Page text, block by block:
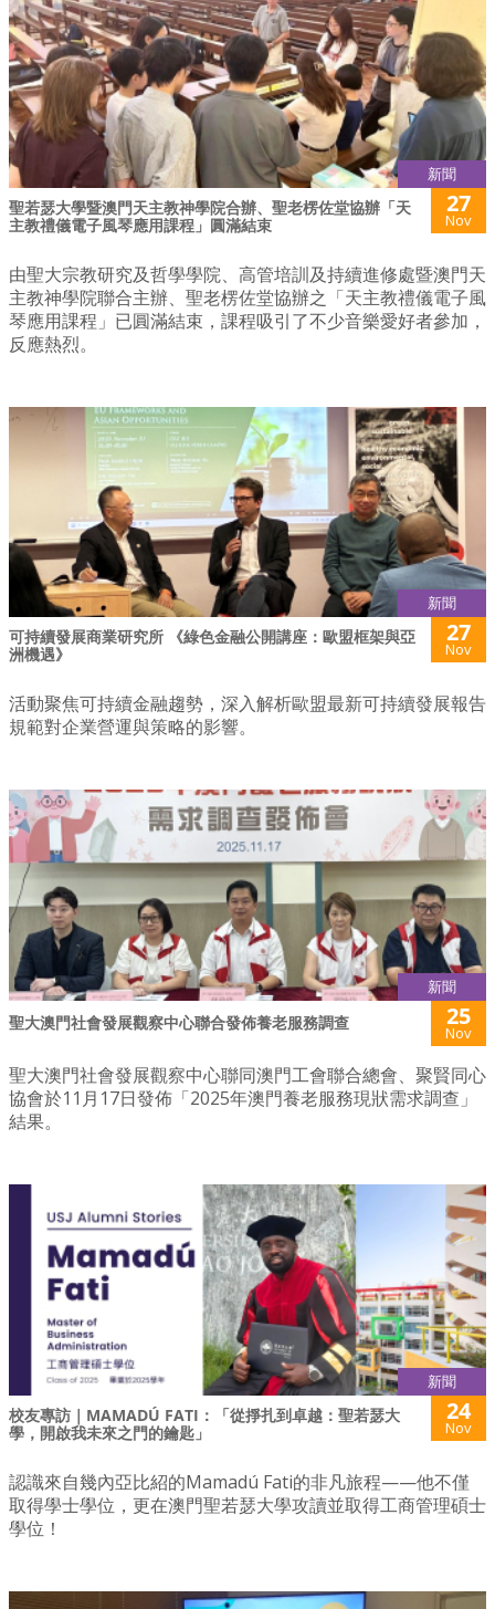
新聞
聖若瑟大學暨澳門天主教神學院合辦、聖老楞佐堂協辦「天
主教禮儀電子風琴應用課程」圓滿結束
27
Nov
由聖大宗教研究及哲學學院、高管培訓及持續進修處暨澳門天
主教神學院聯合主辦、聖老楞佐堂協辦之「天主教禮儀電子風
琴應用課程」已圓滿結束，課程吸引了不少音樂愛好者參加，
反應熱烈。
新聞
可持續發展商業研究所 《綠色金融公開講座：歐盟框架與亞
洲機遇》
27
Nov
活動聚焦可持續金融趨勢，深入解析歐盟最新可持續發展報告
規範對企業營運與策略的影響。
新聞
聖大澳門社會發展觀察中心聯合發佈養老服務調查 25
Nov
聖大澳門社會發展觀察中心聯同澳門工會聯合總會、聚賢同心
協會於11月17日發佈「2025年澳門養老服務現狀需求調查」
結果。
新聞
校友專訪｜MAMADÚ FATI：「從掙扎到卓越：聖若瑟大
學，開啟我未來之門的鑰匙」
24
Nov
認識來自幾內亞比紹的Mamadú Fati的非凡旅程——他不僅
取得學士學位，更在澳門聖若瑟大學攻讀並取得工商管理碩士
學位！